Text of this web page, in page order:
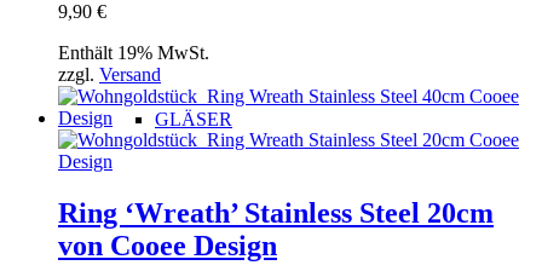
GLÄSER
9,90 €
Enthält 19% MwSt.
zzgl. Versand
Ring ‘Wreath’ Stainless Steel 20cm
von Cooee Design